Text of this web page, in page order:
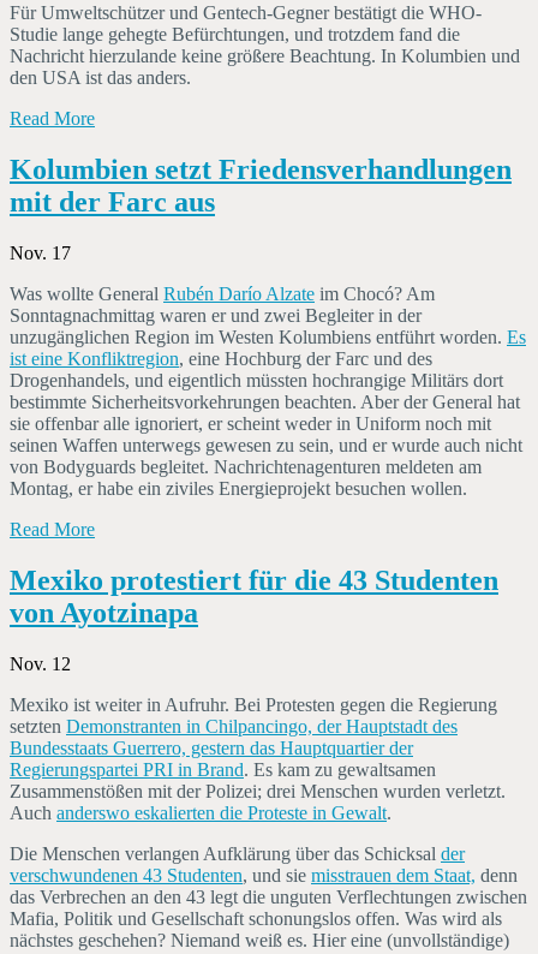
Für Umweltschützer und Gentech-Gegner bestätigt die WHO-
Studie lange gehegte Befürchtungen, und trotzdem fand die
Nachricht hierzulande keine größere Beachtung. In Kolumbien und
den USA ist das anders.
Read More
Kolumbien setzt Friedensverhandlungen
mit der Farc aus
Nov. 17
Was wollte General Rubén Darío Alzate im Chocó? Am
Sonntagnachmittag waren er und zwei Begleiter in der
unzugänglichen Region im Westen Kolumbiens entführt worden. Es
ist eine Konfliktregion, eine Hochburg der Farc und des
Drogenhandels, und eigentlich müssten hochrangige Militärs dort
bestimmte Sicherheitsvorkehrungen beachten. Aber der General hat
sie offenbar alle ignoriert, er scheint weder in Uniform noch mit
seinen Waffen unterwegs gewesen zu sein, und er wurde auch nicht
von Bodyguards begleitet. Nachrichtenagenturen meldeten am
Montag, er habe ein ziviles Energieprojekt besuchen wollen.
Read More
Mexiko protestiert für die 43 Studenten
von Ayotzinapa
Nov. 12
Mexiko ist weiter in Aufruhr. Bei Protesten gegen die Regierung
setzten Demonstranten in Chilpancingo, der Hauptstadt des
Bundesstaats Guerrero, gestern das Hauptquartier der
Regierungspartei PRI in Brand. Es kam zu gewaltsamen
Zusammenstößen mit der Polizei; drei Menschen wurden verletzt.
Auch anderswo eskalierten die Proteste in Gewalt.
Die Menschen verlangen Aufklärung über das Schicksal der
verschwundenen 43 Studenten, und sie misstrauen dem Staat, denn
das Verbrechen an den 43 legt die unguten Verflechtungen zwischen
Mafia, Politik und Gesellschaft schonungslos offen. Was wird als
nächstes geschehen? Niemand weiß es. Hier eine (unvollständige)